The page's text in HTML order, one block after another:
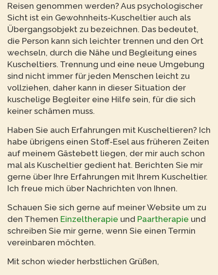
Reisen genommen werden? Aus psychologischer
Sicht ist ein Gewohnheits-Kuscheltier auch als
Übergangsobjekt zu bezeichnen. Das bedeutet,
die Person kann sich leichter trennen und den Ort
wechseln, durch die Nähe und Begleitung eines
Kuscheltiers. Trennung und eine neue Umgebung
sind nicht immer für jeden Menschen leicht zu
vollziehen, daher kann in dieser Situation der
kuschelige Begleiter eine Hilfe sein, für die sich
keiner schämen muss.
Haben Sie auch Erfahrungen mit Kuscheltieren? Ich
habe übrigens einen Stoff-Esel aus früheren Zeiten
auf meinem Gästebett liegen, der mir auch schon
mal als Kuscheltier gedient hat. Berichten Sie mir
gerne über Ihre Erfahrungen mit Ihrem Kuscheltier.
Ich freue mich über Nachrichten von Ihnen.
Schauen Sie sich gerne auf meiner Website um zu
den Themen Einzeltherapie und Paartherapie und
schreiben Sie mir gerne, wenn Sie einen Termin
vereinbaren möchten.
Mit schon wieder herbstlichen Grüßen,